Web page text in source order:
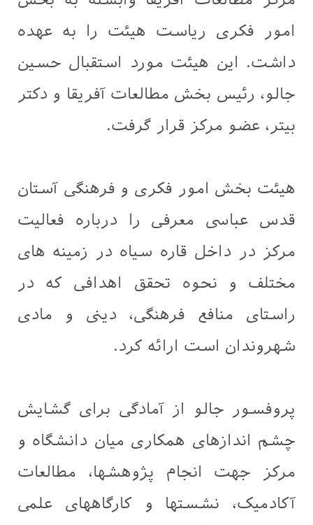
امور فکری ریاست هیئت را به عهده
داشت. این هیئت مورد استقبال حسین
جالو، رئیس بخش مطالعات آفریقا و دکتر
بیتر، عضو مرکز قرار گرفت.
هیئت بخش امور فکری و فرهنگی آستان
قدس عباسی معرفی را درباره فعالیت
مرکز در داخل قاره سیاه در زمینه های
مختلف و نحوه تحقق اهدافی که در
راستای منافع فرهنگی، دینی و مادی
شهروندان است ارائه کرد.
پروفسور جالو از آمادگی برای گشایش
چشم اندازهای همکاری میان دانشگاه و
مرکز جهت انجام پژوهشها، مطالعات
آکادمیک، نشستها و کارگاههای علمی